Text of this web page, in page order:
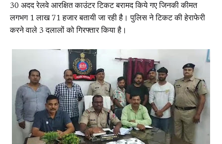
30 अदद रेलवे आरक्षित काउंटर टिकट बरामद किये गए जिनकी कीमत
लगभग 1 लाख 71 हजार बतायी जा रही है। पुलिस ने टिकट की हेराफेरी
करने वाले 3 दलालों को गिरफ्तार किया है।